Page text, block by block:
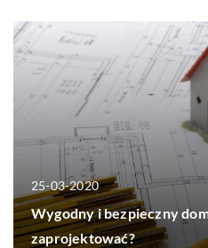
25-03-2020
Wygodny i bezpieczny
zaprojektować?